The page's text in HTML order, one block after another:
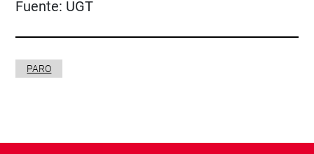
Fuente: UGT
PARO